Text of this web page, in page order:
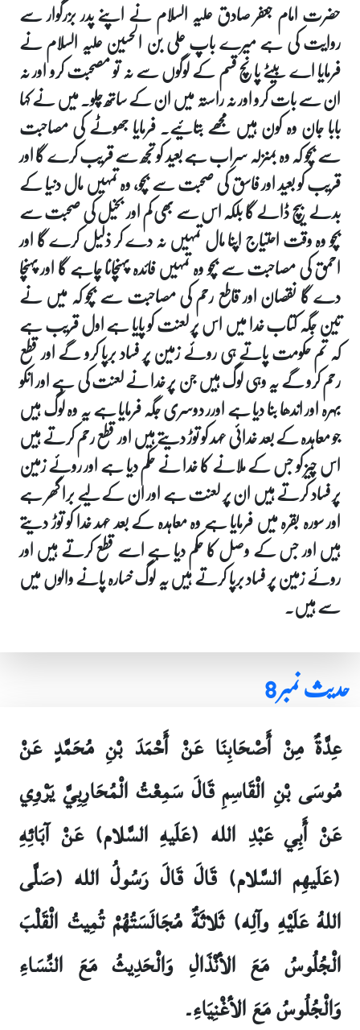
حضرت امام جعفر صادق علیہ السلام نے اپنے پدر بزرگوار سے
روایت کی ہے میرے باپ علی بن الحسین علیہ السلام نے
فرمایا اے بیٹے پانچ قسم کے لوگوں سے نہ تو مصحبت کرو اور نہ
ان سے بات کرو اور نہ راستہ میں ان کے ساتھ چلو۔ میں نے کہا
بابا جان وہ کون ہیں مجھے بتائیے۔ فرمایا جھوٹے کی مصاحبت
سے بچو کہ وہ بمنزلہ سراب ہے بعید کو تجھ سے قریب کرے گا اور
قریب کو بعید اور فاسق کی صحبت سے بچو، وہ تمہیں مال دنیا کے
بدلے بیچ ڈالے گا بلکہ اس سے بھی کم اور بخیل کی صحبت سے
بچو وہ وقت احتیاج اپنا مال تمہیں نہ دے کر ذلیل کرے گا اور
احمق کی مصاحبت سے بچو وہ تمہیں فائدہ پہنچانا چاہے گا اور پہنچا
دے گا نقصان اور قاطع رحم کی مصاحبت سے بچو کہ میں نے
تین جگہ کتاب خدا میں اس پر لعنت کو پایا ہے اول قریب ہے
کہ تم حکومت پاتے ہی روئے زمین پر فساد برپا کرو گے اور قطع
رحم کرو گے یہ وہی لوگ ہیں جن پر خدا نے لعنت کی ہے اور انکو
بہرہ اور اندھا بنا دیا ہے اورر دوسری جگہ فرمایا ہے یہ وہ لوگ ہیں
جو معاہدہ کے بعد خدائی عہد کو توڑ دیتے ہیں اور قطع رحم کرتے ہیں
اس چیز کو جس کے ملانے کا خدا نے حکم دیا ہے اور روئے زمین
پر فساد کرتے ہیں ان پر لعنت ہے اور ان کے لیے برا گھر ہے
اور سورہ بقرہ میں فرمایا ہے وہ معاہدہ کے بعد عہد خدا کو توڑ دیتے
ہیں اور جس کے وصل کا حکم دیا ہے اسے قطع کرتے ہیں اور
روئے زمین پر فساد برپا کرتے ہیں یہ لوگ خسارہ پانے والوں میں
سے ہیں۔
حدیث نمبر 8
عِدَّةٌ مِنْ أَصْحَابِنَا عَنْ أَحْمَدَ بْنِ مُحَمَّدٍ عَنْ
مُوسَى بْنِ الْقَاسِمِ قَالَ سَمِعْتُ الْمُحَارِبِيَّ يَرْوِي
عَنْ أَبِي عَبْدِ الله (عَلَيهِ السَّلام) عَنْ آبَائِهِ
(عَلَيهِم السَّلام) قَالَ قَالَ رَسُولُ الله (صَلَّى
اللهُ عَلَيْهِ وآلِه) ثَلاثَةٌ مُجَالَسَتُهُمْ تُمِيتُ الْقَلْبَ
الْجُلُوسُ مَعَ الأنْذَالِ وَالْحَدِيثُ مَعَ النِّسَاءِ
وَالْجُلُوسُ مَعَ الأغْنِيَاءِ۔